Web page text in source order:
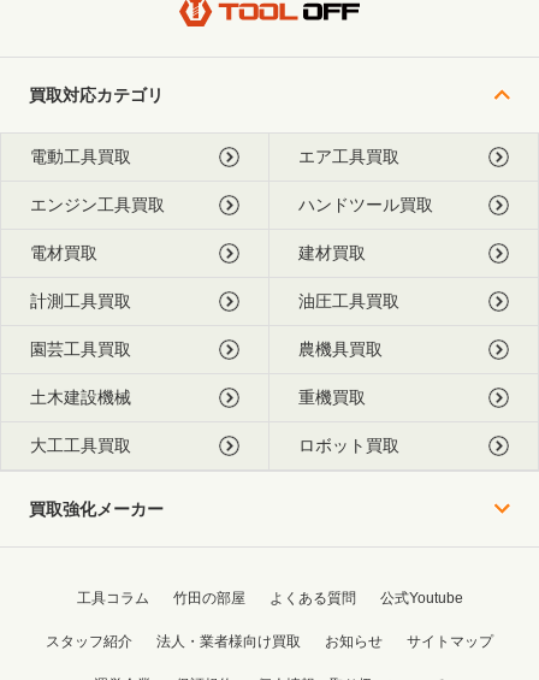
買取対応カテゴリ
電動工具買取 エア工具買取
エンジン工具買取 ハンドツール買取
電材買取 建材買取
計測工具買取 油圧工具買取
園芸工具買取 農機具買取
土木建設機械 重機買取
大工工具買取 ロボット買取
買取強化メーカー
工具コラム 竹田の部屋 よくある質問 公式Youtube
スタッフ紹介 法人・業者様向け買取 お知らせ サイトマップ